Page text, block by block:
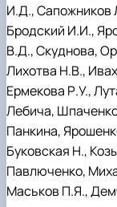
И.Д., Сапожников
Бродский И.И.,
В.Д., Скуднова,
Лихотва Н.В.,
Ермекова Р.У.,
Лебича,
Панкина,
Буковская Н.,
Павлюченко,
Маськов П.Я.,